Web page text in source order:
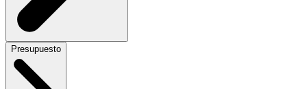
Presupuesto